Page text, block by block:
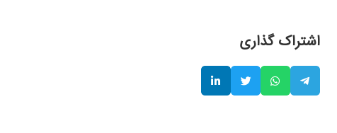
اشتراک گذاری